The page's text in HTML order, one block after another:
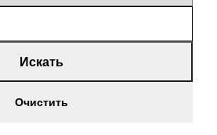
Искать
Очистить